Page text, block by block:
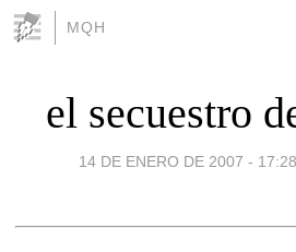
MQH
el secuestro
14 DE ENERO DE 2007 - 17:28